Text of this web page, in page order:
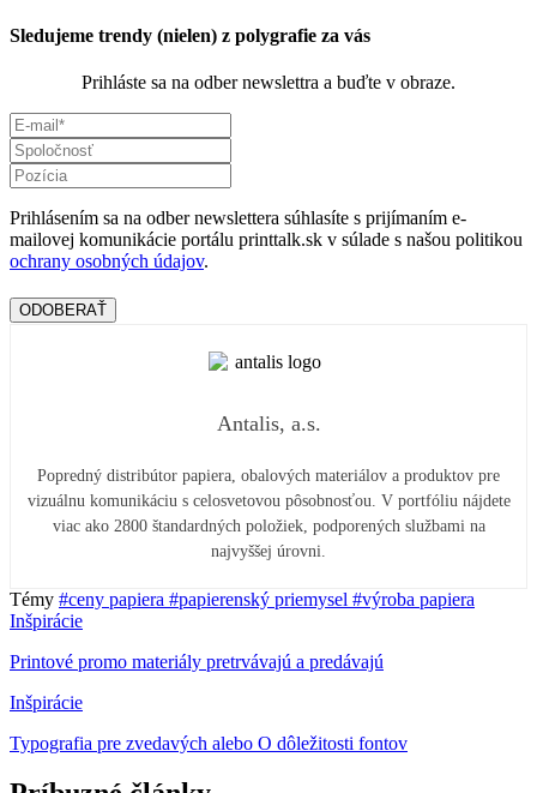
Sledujeme trendy (nielen) z polygrafie za vás
Prihláste sa na odber newslettra a buďte v obraze.
Prihlásením sa na odber newslettera súhlasíte s prijímaním e-
mailovej komunikácie portálu printtalk.sk v súlade s našou politikou
ochrany osobných údajov.
ODOBERAŤ
Antalis, a.s.
Popredný distribútor papiera, obalových materiálov a produktov pre
vizuálnu komunikáciu s celosvetovou pôsobnosťou. V portfóliu nájdete
viac ako 2800 štandardných položiek, podporených službami na
najvyššej úrovni.
Témy #ceny papiera #papierenský priemysel #výroba papiera
Inšpirácie
Printové promo materiály pretrvávajú a predávajú
Inšpirácie
Typografia pre zvedavých alebo O dôležitosti fontov